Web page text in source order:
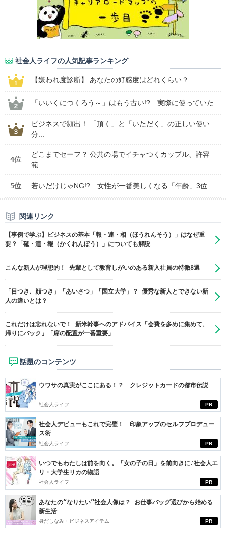
社会人ライフの人気記事ランキング
【嫌われ度診断】 あなたの好感度はどれくらい？
「いいくにつくろう～」はもう古い!? 実際に使っていた...
ビジネスで頻出！ 「頂く」と「いただく」の正しい使い
分...
4位
どこまでセーフ？ 公共の場でイチャつくカップル、許容
範...
5位 若いだけじゃNG!? 女性が一番美しくなる「年齢」3位...
関連リンク
【事例で学ぶ】ビジネスの基本「報・連・相（ほうれんそう）」はなぜ重
要？「確・連・報（かくれんぼう）」についても解説
こんな新人が理想的！ 先輩として教育しがいのある新入社員の特徴8選
「目つき、顔つき」「あいさつ」「国立大学」？ 優秀な新人とできない新
人の違いとは？
これだけは忘れないで！ 新米幹事へのアドバイス「会費を多めに集めて、
帰りにバック」「席の配置が一番重要」
話題のコンテンツ
PR
ウワサの真実がここにある！？ クレジットカードの都市伝説
社会人ライフ
PR
社会人デビューもこれで完璧！ 印象アップのセルフプロデュー
ス術
社会人ライフ
PR
いつでもわたしは前を向く。「女の子の日」を前向きに♪社会人エ
リ・大学生リカの物語
社会人ライフ
PR
あなたの“なりたい”社会人像は？ お仕事バッグ選びから始める
新生活
身だしなみ・ビジネスアイテム